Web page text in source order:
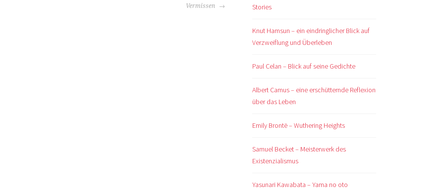
Vermissen
Stories
Knut Hamsun – ein eindringlicher Blick auf
Verzweiflung und Überleben
Paul Celan – Blick auf seine Gedichte
Albert Camus – eine erschütternde Reflexion
über das Leben
Emily Brontë – Wuthering Heights
Samuel Becket – Meisterwerk des
Existenzialismus
Yasunari Kawabata – Yama no oto